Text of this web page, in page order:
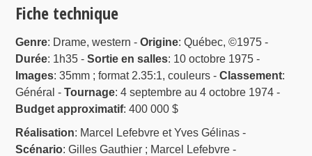
Fiche technique
Genre: Drame, western -Origine: Québec, ©1975 -
Durée: 1h35 -Sortie en salles: 10 octobre 1975 -
Images: 35mm ; format 2.35:1, couleurs -Classement:
Général -Tournage: 4 septembre au 4 octobre 1974 -
Budget approximatif: 400 000 $
Réalisation: Marcel Lefebvre et Yves Gélinas -
Scénario: Gilles Gauthier ; Marcel Lefebvre -